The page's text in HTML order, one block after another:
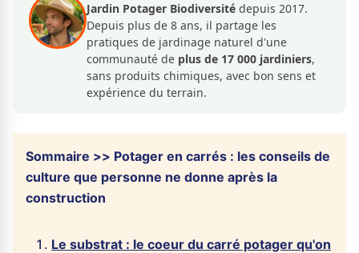
Jardin Potager Biodiversité depuis 2017.
Depuis plus de 8 ans, il partage les
pratiques de jardinage naturel d'une
communauté de plus de 17 000 jardiniers,
sans produits chimiques, avec bon sens et
expérience du terrain.
Sommaire >> Potager en carrés : les conseils de
culture que personne ne donne après la
construction
Le substrat : le coeur du carré potager qu'on